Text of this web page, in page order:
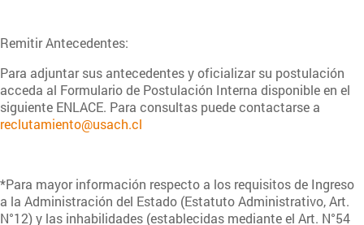
Remitir Antecedentes:
Para adjuntar sus antecedentes y oficializar su postulación
acceda al Formulario de Postulación Interna disponible en el
siguiente ENLACE. Para consultas puede contactarse a
reclutamiento@usach.cl
*Para mayor información respecto a los requisitos de Ingreso
a la Administración del Estado (Estatuto Administrativo, Art.
N°12) y las inhabilidades (establecidas mediante el Art. N°54